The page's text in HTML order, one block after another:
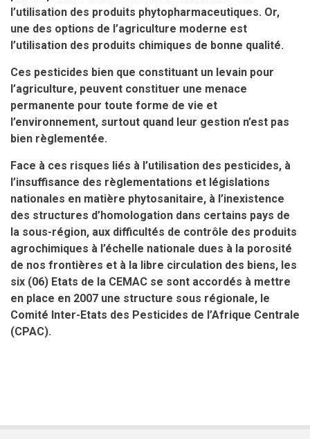
l’utilisation des produits phytopharmaceutiques. Or,
une des options de l’agriculture moderne est
l’utilisation des produits chimiques de bonne qualité.
Ces pesticides bien que constituant un levain pour
l’agriculture, peuvent constituer une menace
permanente pour toute forme de vie et
l’environnement, surtout quand leur gestion n’est pas
bien règlementée.
Face à ces risques liés à l’utilisation des pesticides, à
l’insuffisance des règlementations et législations
nationales en matière phytosanitaire, à l’inexistence
des structures d’homologation dans certains pays de
la sous-région, aux difficultés de contrôle des produits
agrochimiques à l’échelle nationale dues à la porosité
de nos frontières et à la libre circulation des biens, les
six (06) Etats de la CEMAC se sont accordés à mettre
en place en 2007 une structure sous régionale, le
Comité Inter-Etats des Pesticides de l’Afrique Centrale
(CPAC).